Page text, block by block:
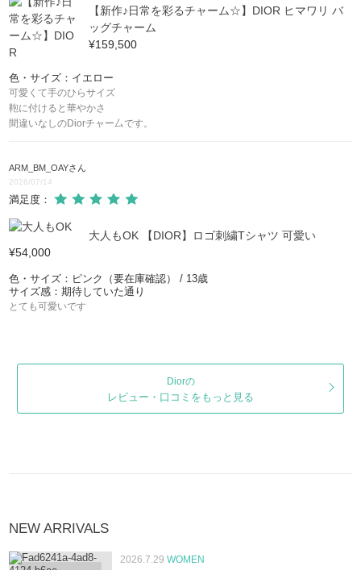
【新作♪日常を彩るチャーム☆】DIOR ヒマワリ バ
ッグチャーム
¥159,500
色・サイズ：イエロー
可愛くて手のひらサイズ
鞄に付けると華やかさ
間違いなしのDiorチャー厶です。
ARM_BM_OAYさん
2026/07/14
満足度：
大人もOK 【DIOR】ロゴ刺繍Tシャツ 可愛い
¥54,000
色・サイズ：ピンク（要在庫確認） / 13歳
サイズ感：期待していた通り
とても可愛いです
Diorの
レビュー・口コミをもっと見る
NEW ARRIVALS
2026.7.29 WOMEN